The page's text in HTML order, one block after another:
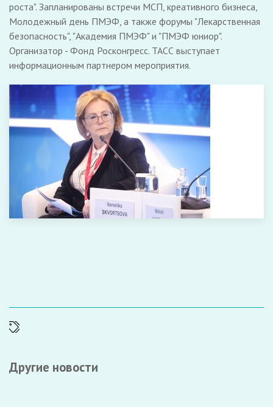
роста". Запланированы встречи МСП, креативного бизнеса,
Молодежный день ПМЭФ, а также форумы "Лекарственная
безопасность", "Академия ПМЭФ" и "ПМЭФ юниор".
Организатор - Фонд Росконгресс. ТАСС выступает
информационным партнером мероприятия.
Другие новости